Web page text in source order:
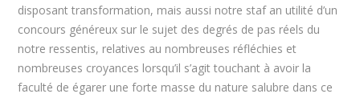
disposant transformation, mais aussi notre staf an utilité d’un
concours généreux sur le sujet des degrés de pas réels du
notre ressentis, relatives au nombreuses réfléchies et
nombreuses croyances lorsqu’il s’agit touchant à avoir la
faculté de égarer une forte masse du nature salubre dans ce